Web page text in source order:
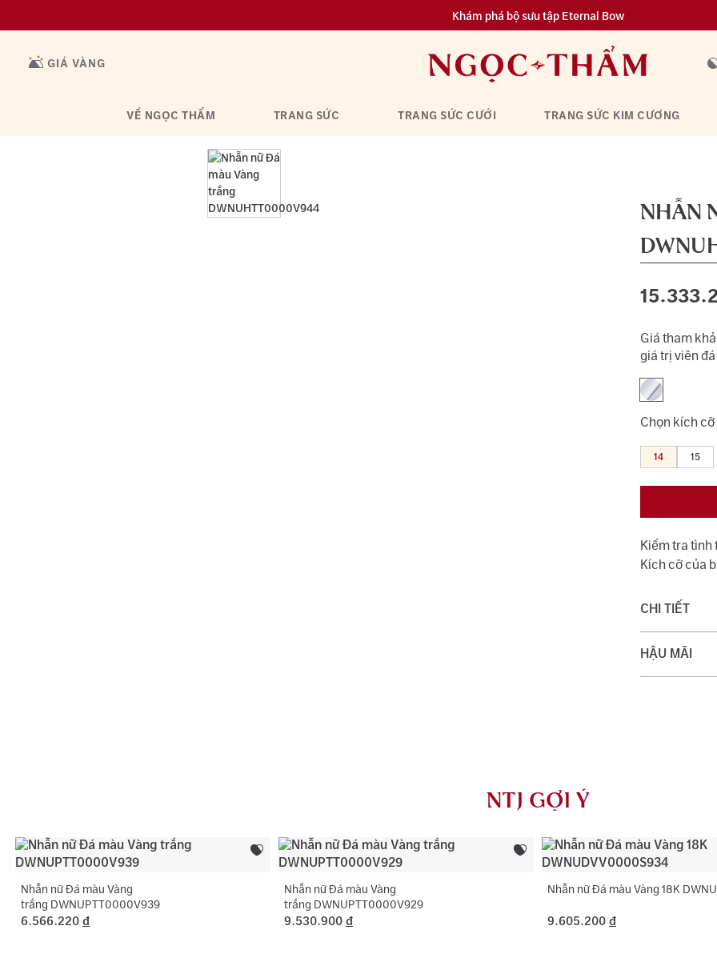
Khám phá bộ sưu tập Eternal Bow
Đa dạng lựa chọn tích luỹ từ 0.1 chỉ vàng 999.9
GIÁ VÀNG
VỀ NGỌC THẨM TRANG SỨC TRANG SỨC CƯỚI TRANG SỨC KIM CƯƠNG
NHẪN
Giá tham
giá trị viên
Chọn kích cỡ
14 15
Kiểm tra tình
Kích cỡ của
CHI TIẾT
Chất liệu:
Màu đá phụ:
Hình dạng đá
HẬU MÃI
NTJ GỢI Ý
Nhẫn nữ Đá màu Vàng
trắng DWNUPTT0000V939
6.566.220 đ
Nhẫn nữ Đá màu Vàng
trắng DWNUPTT0000V929
9.530.900 đ
Nhẫn nữ Đá màu Vàng 18K
9.605.200 đ